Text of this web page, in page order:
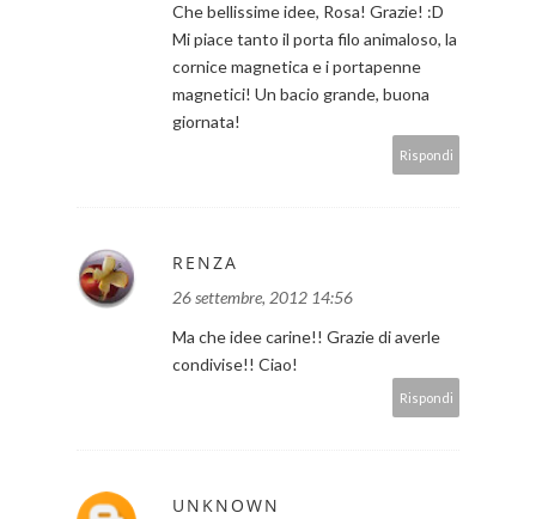
Che bellissime idee, Rosa! Grazie! :D
Mi piace tanto il porta filo animaloso, la
cornice magnetica e i portapenne
magnetici! Un bacio grande, buona
giornata!
Rispondi
RENZA
26 settembre, 2012 14:56
Ma che idee carine!! Grazie di averle
condivise!! Ciao!
Rispondi
UNKNOWN